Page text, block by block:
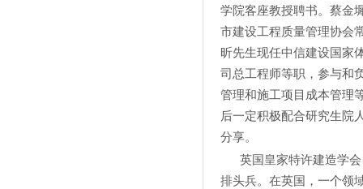
学院客座教授聘书。蔡金
市建设工程质量管理协会
昕先生现任中信建设国家
司总工程师等职，参与和
管理和施工项目成本管理
后一定积极配合研究生院
分享。
英国皇家特许建造学会
排头兵。在英国，一个领